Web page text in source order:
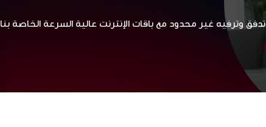
تدفق وترفيه غير محدود مع باقات الإنترنت عالية السرعة الخاصة بنا